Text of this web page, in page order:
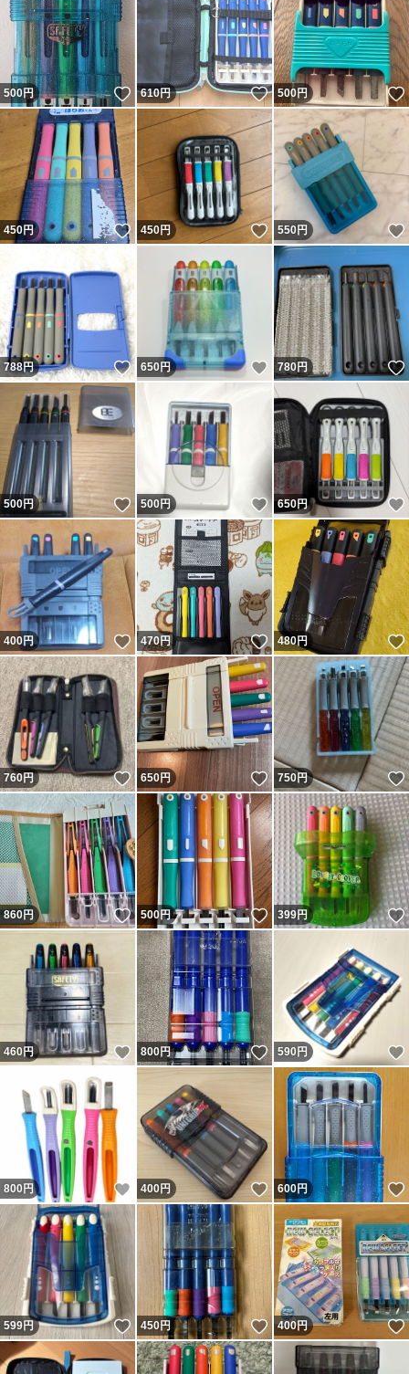
500円 いいね！
610円 いいね！
500円
450円 いいね！
450円 いいね！
550円
788円 いいね！
650円 いいね！
780円
500円 いいね！
500円 いいね！
650円
400円 いいね！
470円 いいね！
480円
760円 いいね！
650円 いいね！
750円
860円 いいね！
500 円 いいね！
399円
460円 いいね！
800円 いいね！
590 円
800 円 いいね！
400円 いいね！
600円
599円 いいね！
450円 いいね！
400円